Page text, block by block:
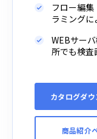
フロー編
ラミングに
WEBサー
所でも検査
カタログダ
商品紹介